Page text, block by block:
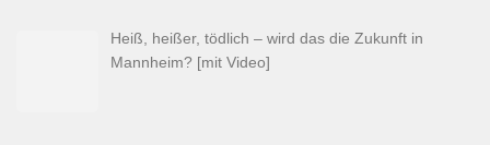
Heiß, heißer, tödlich – wird das die Zukunft in
Mannheim? [mit Video]